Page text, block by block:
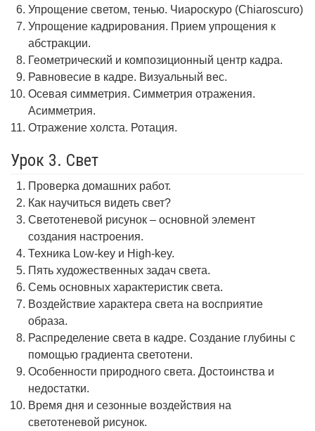
Упрощение светом, тенью. Чиароскуро (Chiaroscuro)
Упрощение кадрирования. Прием упрощения к
абстракции.
Геометрический и композиционный центр кадра.
Равновесие в кадре. Визуальный вес.
Осевая симметрия. Симметрия отражения.
Асимметрия.
Отражение холста. Ротация.
Урок 3. Свет
Проверка домашних работ.
Как научиться видеть свет?
Светотеневой рисунок – основной элемент
создания настроения.
Техника Low-key и High-key.
Пять художественных задач света.
Семь основных характеристик света.
Воздействие характера света на восприятие
образа.
Распределение света в кадре. Создание глубины с
помощью градиента светотени.
Особенности природного света. Достоинства и
недостатки.
Время дня и сезонные воздействия на
светотеневой рисунок.